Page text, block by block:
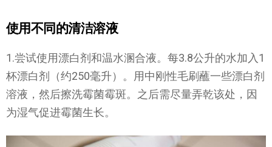
使用不同的清洁溶液
1.尝试使用漂白剂和温水溷合液。每3.8公升的水加入1
杯漂白剂（约250毫升）。用中刚性毛刷蘸一些漂白剂
溶液，然后擦洗霉菌霉斑。之后需尽量弄乾该处，因
为湿气促进霉菌生长。